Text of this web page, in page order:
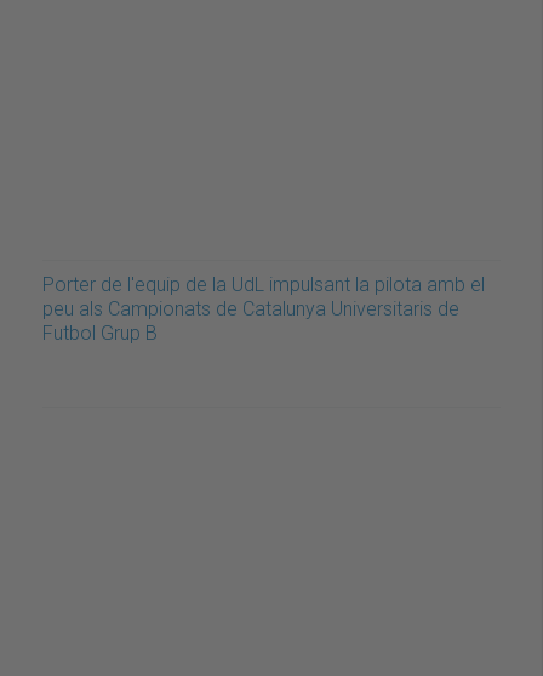
Porter de l'equip de la UdL impulsant la pilota amb el
peu als Campionats de Catalunya Universitaris de
Futbol Grup B